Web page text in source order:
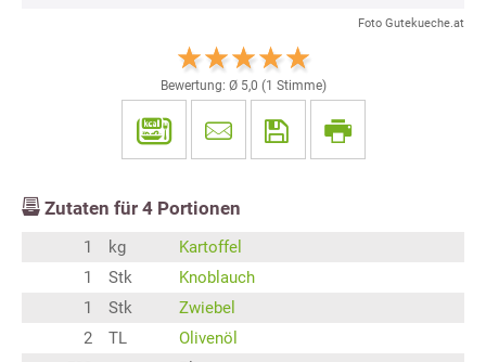
Foto Gutekueche.at
Bewertung: Ø 5,0 (1 Stimme)
Zutaten für 4 Portionen
1 kg
Kartoffel
1
Stk
Knoblauch
1
Stk
Zwiebel
2
TL
Olivenöl